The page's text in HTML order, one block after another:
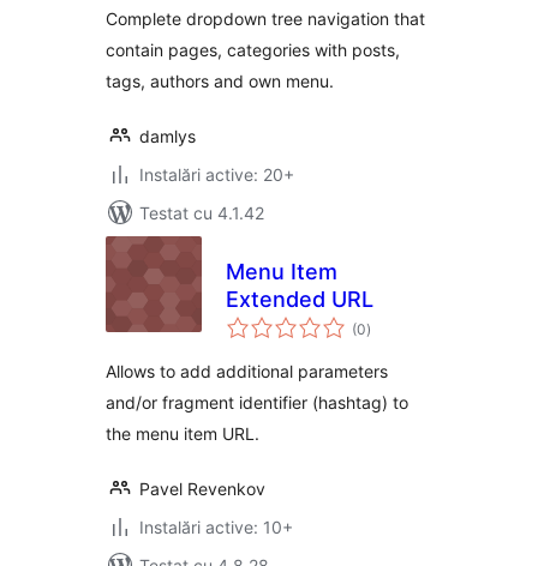
Complete dropdown tree navigation that
contain pages, categories with posts,
tags, authors and own menu.
damlys
Instalări active: 20+
Testat cu 4.1.42
Menu Item
Extended URL
(0total
aprecieri
)
Allows to add additional parameters
and/or fragment identifier (hashtag) to
the menu item URL.
Pavel Revenkov
Instalări active: 10+